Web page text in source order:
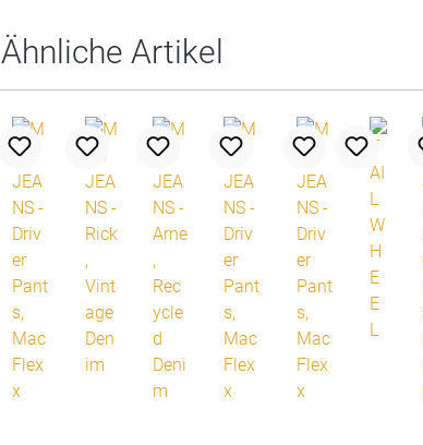
Ähnliche Artikel